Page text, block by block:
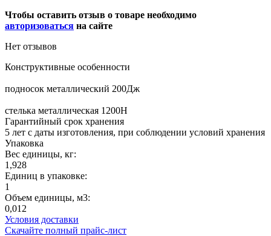
Чтобы оставить отзыв о товаре необходимо
авторизоваться на сайте
Нет отзывов
Конструктивные особенности
подносок металлический 200Дж
стелька металлическая 1200Н
Гарантийный срок хранения
5 лет с даты изготовления, при соблюдении условий хранения
Упаковка
Вес единицы, кг:
1,928
Единиц в упаковке:
1
Объем единицы, м3:
0,012
Условия доставки
Скачайте полный прайс-лист